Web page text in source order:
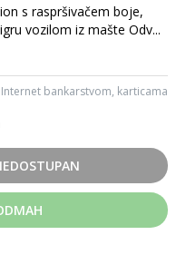
s raspršivačem boje,
vozilom iz mašte Odv...
bankarstvom, karticama